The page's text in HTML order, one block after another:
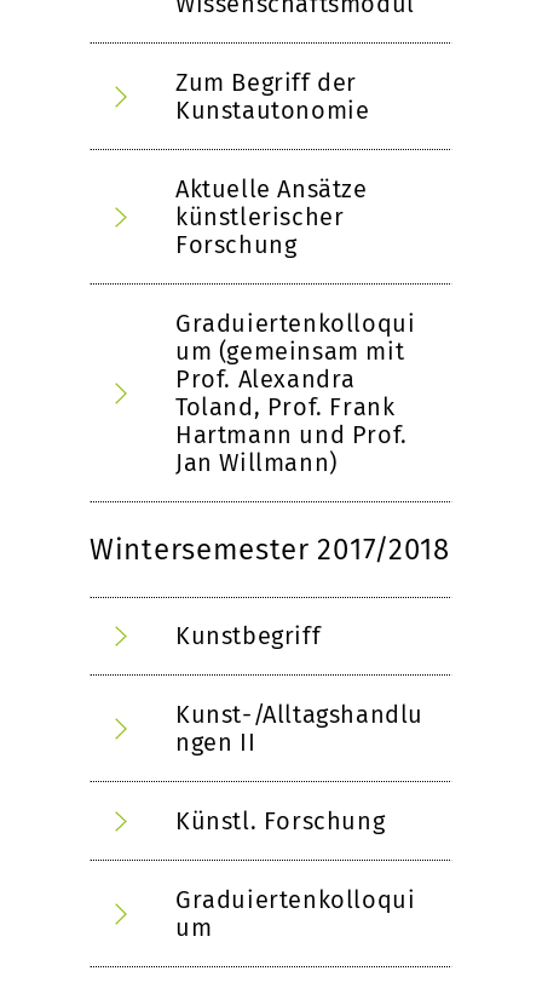
Zum Begriff der
Kunstautonomie
Aktuelle Ansätze
künstlerischer
Forschung
Graduiertenkolloqui
um (gemeinsam mit
Prof. Alexandra
Toland, Prof. Frank
Hartmann und Prof.
Jan Willmann)
Wintersemester 2017/2018
Kunstbegriff
Kunst-/Alltagshandlu
ngen II
Künstl. Forschung
Graduiertenkolloqui
um